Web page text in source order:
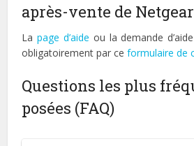
après-vente de
Lapage d’aide ou la demande
obligatoirement par ceformulaire de
Questions les plus
posées (FAQ)